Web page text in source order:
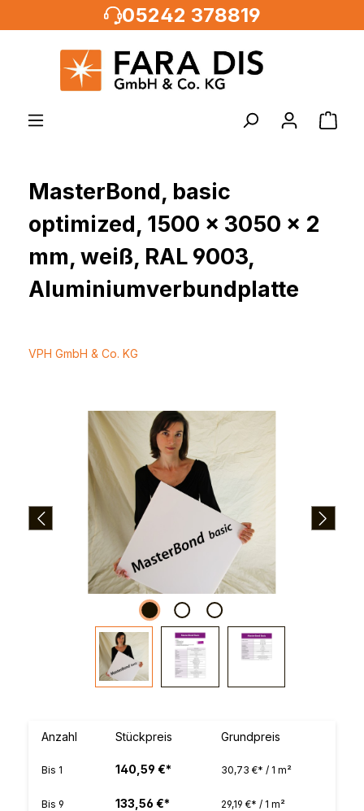
05242 378819
MasterBond, basic
optimized, 1500 x 3050 x 2
mm, weiß, RAL 9003,
Aluminiumverbundplatte
VPH GmbH & Co. KG
Bildergalerie überspringen
Anzahl Stückpreis Grundpreis
Bis 1 140,59 €* 30,73 €* / 1 m²
Bis 9 133,56 €* 29,19 €* / 1 m²